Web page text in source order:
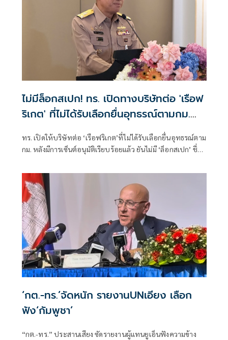
ไม่มีล็อกสเปก! ทร. เปิดทางบริษัทต่อ 'เรือฟ
ริเกต' ที่ไม่ได้รับเลือกยื่นอุทธรณ์ตามกม.
หลังเซ็นอนุมัติเรียบร้อย
ทร. เปิดให้บริษัทต่อ ‘เรือฟริเกต’ที่ไม่ได้รับเลือกยื่นอุทธรณ์ตาม
กม. หลังมีการเซ็นต์อนุมัติเรียบร้อยแล้ว ยันไม่มี ‘ล็อกสเปก’ ชี่มีผู้
‘ฟริเกต’ ลำที่ 1-2 แม้แยกพิจารณา แต่ต้องปฏิบัติการร่วมกันได้
เป็น ‘ชุดเรือปฏิบัติการ’
‘กต.-ทร.’จัดหนัก รายงานUNเอียง เลือก
ฟัง‘กัมพูชา’
“กต.-ทร.” ประสานเสียง ซัดรายงานผู้แทนยูเอ็นฟังความข้าง